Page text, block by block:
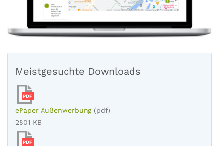
Meistgesuchte Downloads
PDF
ePaper Außenwerbung (pdf)
2801 KB
PDF